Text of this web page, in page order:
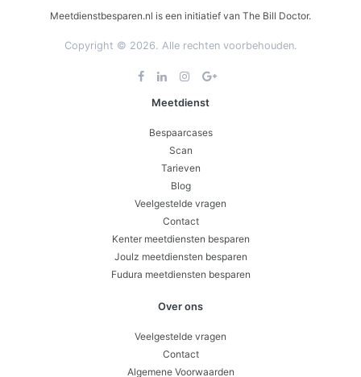
Meetdienstbesparen.nl is een initiatief van The Bill Doctor.
Copyright © 2026. Alle rechten voorbehouden.
Meetdienst
Bespaarcases
Scan
Tarieven
Blog
Veelgestelde vragen
Contact
Kenter meetdiensten besparen
Joulz meetdiensten besparen
Fudura meetdiensten besparen
Over ons
Veelgestelde vragen
Contact
Algemene Voorwaarden